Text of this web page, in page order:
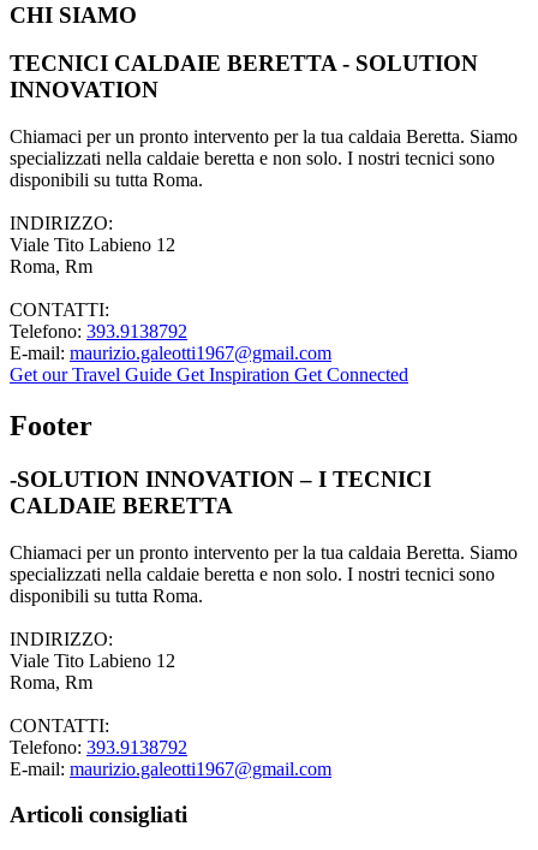
CHI SIAMO
TECNICI CALDAIE BERETTA - SOLUTION
INNOVATION
Chiamaci per un pronto intervento per la tua caldaia Beretta. Siamo
specializzati nella caldaie beretta e non solo. I nostri tecnici sono
disponibili su tutta Roma.
INDIRIZZO:
Viale Tito Labieno 12
Roma, Rm
CONTATTI:
Telefono: 393.9138792
E-mail: maurizio.galeotti1967@gmail.com
Get our Travel Guide Get Inspiration Get Connected
Footer
-SOLUTION INNOVATION – I TECNICI
CALDAIE BERETTA
Chiamaci per un pronto intervento per la tua caldaia Beretta. Siamo
specializzati nella caldaie beretta e non solo. I nostri tecnici sono
disponibili su tutta Roma.
INDIRIZZO:
Viale Tito Labieno 12
Roma, Rm
CONTATTI:
Telefono: 393.9138792
E-mail: maurizio.galeotti1967@gmail.com
Articoli consigliati